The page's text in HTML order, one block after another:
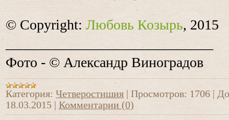
© Copyright: Любовь Козырь, 2015
Фото - © Александр Виноградов
Категория: Четверостишия Просмотров: 1706
18.03.2015
Комментарии (0)